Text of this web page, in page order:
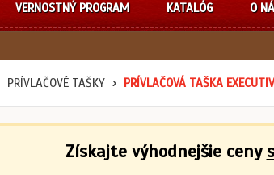
VERNOSTNÝ PROGRAM KATALÓG O
PRÍVLAČOVÉ TAŠKY PRÍVLAČOVÁ TAŠKA
Získajte výhodnejšie ceny